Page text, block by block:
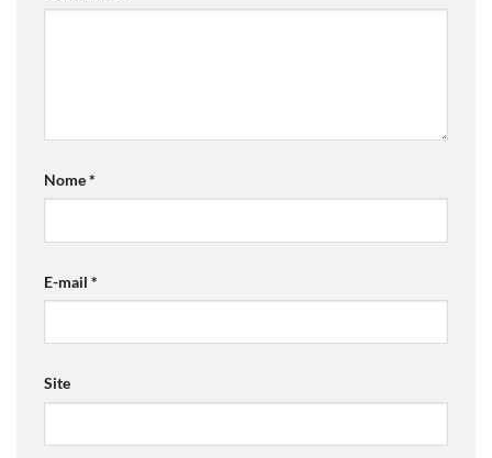
Nome*
E-mail *
Site